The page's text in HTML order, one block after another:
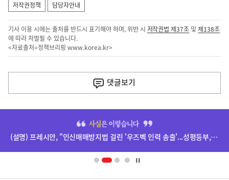
저작권정책
담당자안내
기사 이용 시에는 출처를 반드시 표기해야 하며, 위반 시 저작권법 제37조 및제138조
에 따라 처벌될 수 있습니다.
<자료출처=정책브리핑 www.korea.kr>
다
음
기
사
댓글보기
(설명) 프레시안, "인신매매방지법 걸린 '우즈벡 인력 송출'...성평등부,노동·법무부에 개선 요청" 관련